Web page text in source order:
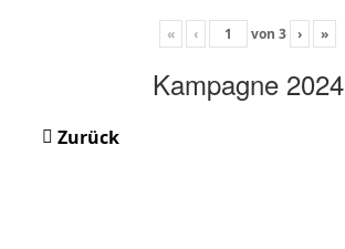
« ‹ von 3 › »
Kampagne 2024
Zurück